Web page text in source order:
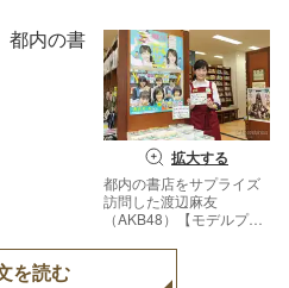
拡大する
都内の書店をサプライズ
訪問した渡辺麻友
（AKB48）【モデルプレ
都内の書
を読む